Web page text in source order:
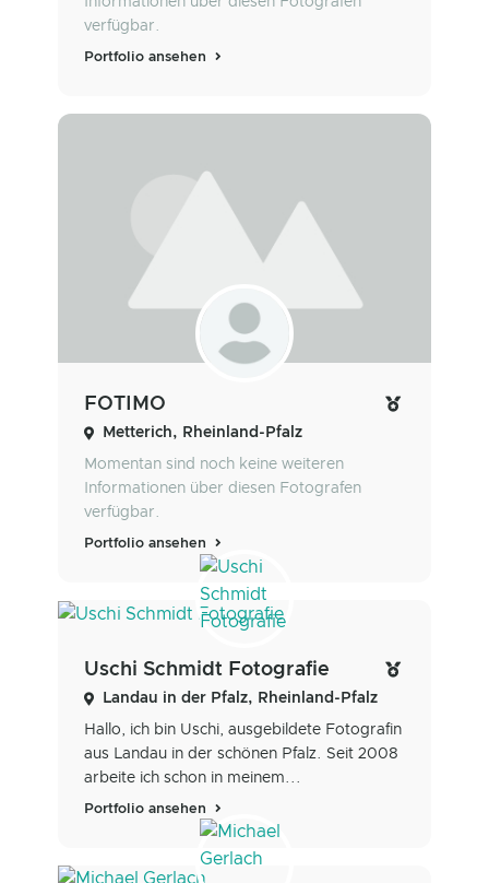
verfügbar.
Portfolio ansehen
FOTIMO
Metterich, Rheinland-Pfalz
Momentan sind noch keine weiteren
Informationen über diesen Fotografen
verfügbar.
Portfolio ansehen
Uschi Schmidt Fotografie
Landau in der Pfalz, Rheinland-Pfalz
Hallo, ich bin Uschi, ausgebildete Fotografin
aus Landau in der schönen Pfalz. Seit 2008
arbeite ich schon in meinem...
Portfolio ansehen